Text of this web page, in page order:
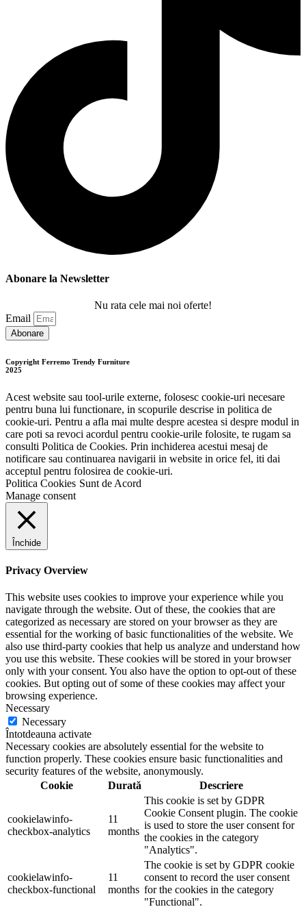
Abonare la Newsletter
Nu rata cele mai noi oferte!
Email
Abonare
Copyright Ferremo Trendy Furniture
2025
Acest website sau tool-urile externe, folosesc cookie-uri necesare
pentru buna lui functionare, in scopurile descrise in politica de
cookie-uri. Pentru a afla mai multe despre acestea si despre modul in
care poti sa revoci acordul pentru cookie-urile folosite, te rugam sa
consulti Politica de Cookies. Prin inchiderea acestui mesaj de
notificare sau continuarea navigarii in website in orice fel, iti dai
acceptul pentru folosirea de cookie-uri.
Politica Cookies Sunt de Acord
Manage consent
Închide
Privacy Overview
This website uses cookies to improve your experience while you
navigate through the website. Out of these, the cookies that are
categorized as necessary are stored on your browser as they are
essential for the working of basic functionalities of the website. We
also use third-party cookies that help us analyze and understand how
you use this website. These cookies will be stored in your browser
only with your consent. You also have the option to opt-out of these
cookies. But opting out of some of these cookies may affect your
browsing experience.
Necessary
Necessary
Întotdeauna activate
Necessary cookies are absolutely essential for the website to
function properly. These cookies ensure basic functionalities and
security features of the website, anonymously.
Cookie
Durată Descriere
cookielawinfo-
checkbox-analytics
11
months
This cookie is set by GDPR
Cookie Consent plugin. The cookie
is used to store the user consent for
the cookies in the category
"Analytics".
cookielawinfo-
checkbox-functional
11
months
The cookie is set by GDPR cookie
consent to record the user consent
for the cookies in the category
"Functional".